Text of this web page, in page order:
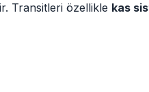
Transitleri özellikle kas